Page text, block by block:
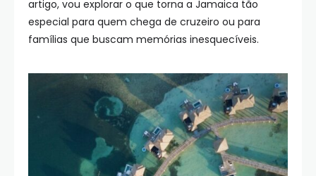
artigo, vou explorar o que torna a Jamaica tão
especial para quem chega de cruzeiro ou para
famílias que buscam memórias inesquecíveis.